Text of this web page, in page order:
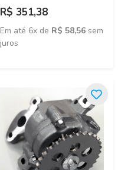
R$ 351,38
Em até 6x de R$ 58,56 sem
juros